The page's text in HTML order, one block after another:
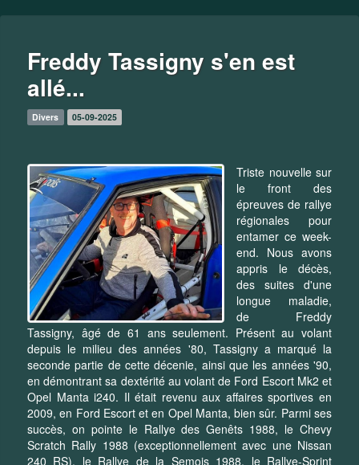
Freddy Tassigny s'en est
allé...
Divers 05-09-2025
Triste nouvelle sur
le front des
épreuves de rallye
régionales pour
entamer ce week-
end. Nous avons
appris le décès,
des suites d'une
longue maladie,
de Freddy
Tassigny, âgé de 61 ans seulement. Présent au volant
depuis le milieu des années '80, Tassigny a marqué la
seconde partie de cette décenie, ainsi que les années '90,
en démontrant sa dextérité au volant de Ford Escort Mk2 et
Opel Manta i240. Il était revenu aux affaires sportives en
2009, en Ford Escort et en Opel Manta, bien sûr. Parmi ses
succès, on pointe le Rallye des Genêts 1988, le Chevy
Scratch Rally 1988 (exceptionnellement avec une Nissan
240 RS), le Rallye de la Semois 1988, le Rallye-Sprint